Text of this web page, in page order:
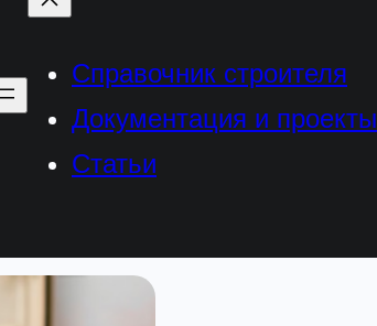
Справочник строителя
Документация и проекты
Статьи